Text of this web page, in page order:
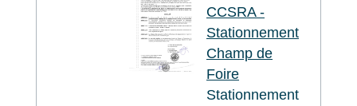
CCSRA -
Stationnement
Champ de
Foire
Stationnement